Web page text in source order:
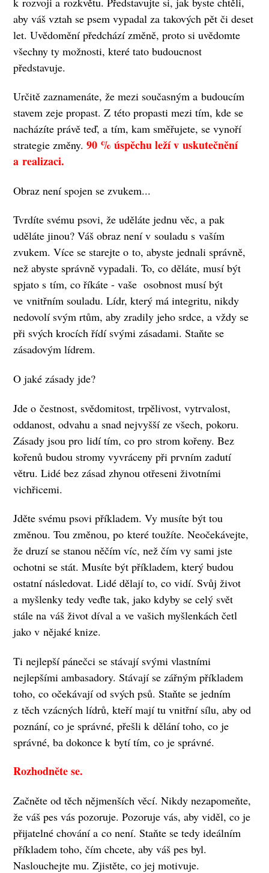
aby váš vztah se psem vypadal za takových pět či deset
let. Uvědomění předchází změně, proto si uvědomte
všechny ty možnosti, které tato budoucnost
představuje.
Určitě zaznamenáte, že mezi současným a budoucím
stavem zeje propast. Z této propasti mezi tím, kde se
nacházíte právě teď, a tím, kam směřujete, se vynoří
strategie změny. 90 % úspěchu leží v uskutečnění
a realizaci.
Obraz není spojen se zvukem...
Tvrdíte svému psovi, že uděláte jednu věc, a pak
uděláte jinou? Váš obraz není v souladu s vaším
zvukem. Více se starejte o to, abyste jednali správně,
než abyste správně vypadali. To, co děláte, musí být
spjato s tím, co říkáte - vaše osobnost musí být
ve vnitřním souladu. Lídr, který má integritu, nikdy
nedovolí svým rtům, aby zradily jeho srdce, a vždy se
při svých krocích řídí svými zásadami. Staňte se
zásadovým lídrem.
O jaké zásady jde?
Jde o čestnost, svědomitost, trpělivost, vytrvalost,
oddanost, odvahu a snad nejvyšší ze všech, pokoru.
Zásady jsou pro lidí tím, co pro strom kořeny. Bez
kořenů budou stromy vyvráceny při prvním zadutí
větru. Lidé bez zásad zhynou otřeseni životními
vichřicemi.
Jděte svému psovi příkladem. Vy musíte být tou
změnou. Tou změnou, po které toužíte. Neočekávejte,
že druzí se stanou něčím víc, než čím vy sami jste
ochotni se stát. Musíte být příkladem, který budou
ostatní následovat. Lidé dělají to, co vidí. Svůj život
a myšlenky tedy veďte tak, jako kdyby se celý svět
stále na váš život díval a ve vašich myšlenkách četl
jako v nějaké knize.
Ti nejlepší pánečci se stávají svými vlastními
nejlepšími ambasadory. Stávají se zářným příkladem
toho, co očekávají od svých psů. Staňte se jedním
z těch vzácných lídrů, kteří mají tu vnitřní sílu, aby od
poznání, co je správné, přešli k dělání toho, co je
správné, ba dokonce k bytí tím, co je správné.
Rozhodněte se.
Začněte od těch nějmenších věcí. Nikdy nezapomeňte,
že váš pes vás pozoruje. Pozoruje vás, aby viděl, co je
přijatelné chování a co není. Staňte se tedy ideálním
příkladem toho, čím chcete, aby váš pes byl.
Naslouchejte mu. Zjistěte, co jej motivuje.